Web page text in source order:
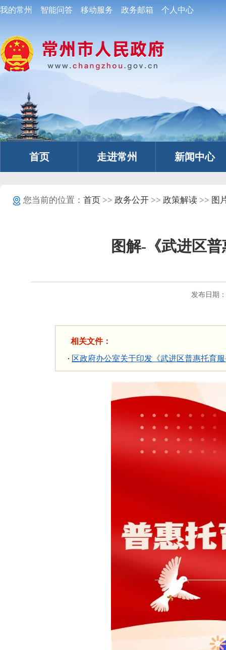
我的常州 智能问答 移动服务 政务邮箱 个人中心
首页 走进常州 新闻中心
您当前的位置： 首页>> 政务公开>> 政策解读>> 图
图解-《武进区
发布日期
相关文件：
区政府办公室关于印发《武进区普惠托育